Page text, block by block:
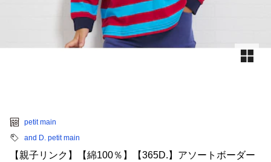
petit main
and D. petit main
【親子リンク】【綿100％】【365D.】アソートボーダー